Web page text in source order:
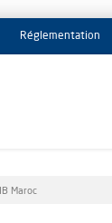
Réglementation
IB Maroc